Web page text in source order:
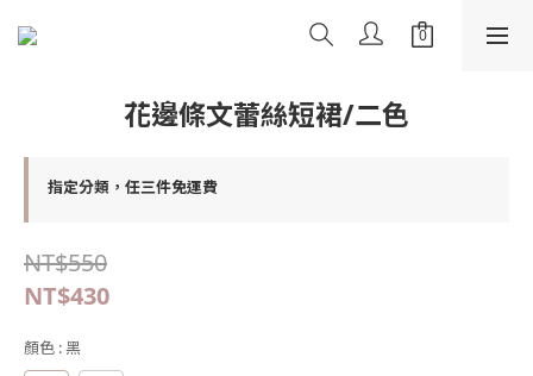
花邊條文蕾絲短裙/二色
指定分類，任三件免運費
NT$550
NT$430
顏色 : 黑